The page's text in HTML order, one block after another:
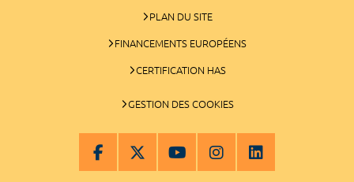
PLAN DU SITE
FINANCEMENTS EUROPÉENS
CERTIFICATION HAS
GESTION DES COOKIES